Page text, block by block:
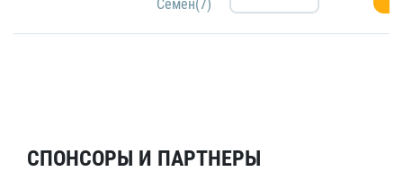
Семён(7)
СПОНСОРЫ И ПАРТНЕРЫ